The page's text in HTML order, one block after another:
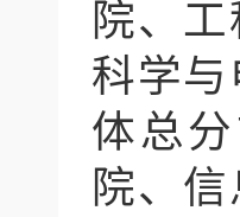
院、
科学
体总
院、